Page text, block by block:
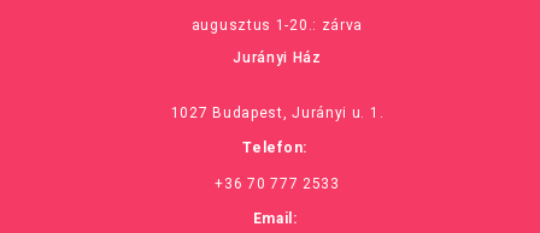
augusztus 1-20.: zárva
Jurányi Ház
1027 Budapest, Jurányi u. 1.
Telefon:
+36 70 777 2533
Email: